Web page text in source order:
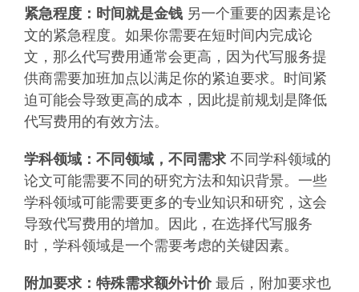
紧急程度：时间就是金钱另一个重要的因素是论
文的紧急程度。如果你需要在短时间内完成论
文，那么代写费用通常会更高，因为代写服务提
供商需要加班加点以满足你的紧迫要求。时间紧
迫可能会导致更高的成本，因此提前规划是降低
代写费用的有效方法。
学科领域：不同领域，不同需求不同学科领域的
论文可能需要不同的研究方法和知识背景。一些
学科领域可能需要更多的专业知识和研究，这会
导致代写费用的增加。因此，在选择代写服务
时，学科领域是一个需要考虑的关键因素。
附加要求：特殊需求额外计价最后，附加要求也